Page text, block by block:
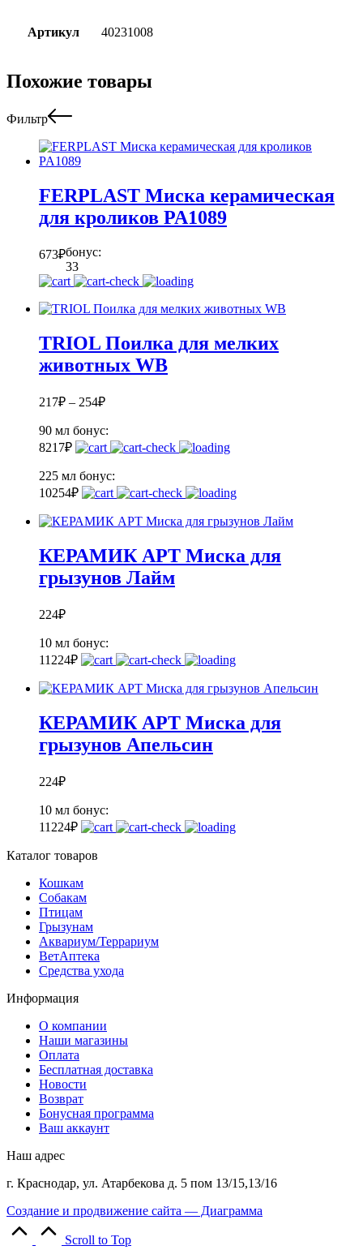
Артикул 40231008
Похожие товары
Фильтр
FERPLAST Миска керамическая
для кроликов PA1089
673₽бонус:
33
TRIOL Поилка для мелких
животных WB
217₽ – 254₽
90 мл бонус:
8217₽
225 мл бонус:
10254₽
КЕРАМИК АРТ Миска для
грызунов Лайм
224₽
10 мл бонус:
11 224₽
КЕРАМИК АРТ Миска для
грызунов Апельсин
224₽
10 мл бонус:
11 224₽
Каталог товаров
Кошкам
Собакам
Птицам
Грызунам
Аквариум/Террариум
ВетАптека
Средства ухода
Информация
О компании
Наши магазины
Оплата
Бесплатная доставка
Новости
Возврат
Бонусная программа
Ваш аккаунт
Наш адрес
г. Краснодар, ул. Атарбекова д. 5 пом 13/15,13/16
Создание и продвижение сайта — Диаграмма
Scroll to Top